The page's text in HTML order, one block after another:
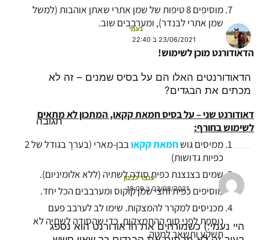
מוסיפים 8 טיפות של שמן אתרי שאתן אוהבות (למשל
שמן אתרי לבנדר), ומערבבים שוב.
הדאודורנט מוכן לשימוש!
דאודורנט שני – על בסיס חמאת קקאו, המתכון לא מתאים
לשימוש בחורף:
ממיסים גושחמאת קקאו
בבן-מארי (בערך בגודל של 2
כפיות גדושות)
שמים בצנצנת כפית סודה לשתיה (ללא אלומיניום).
מוסיפים כפית וחצי שמן קוקוס ומערבבים הכל יחד.
מכניסים למקרר להמצקות. שימו לב לערבב פעם
נוספת לפני סוף ההתמצקות, כדי שהסודה לשתיה לא
תשקע ותשאר למטה.
נעמי
23/06/2021 ב 22:40
הדאודורנטים האלו הם על בסיס שמנים – זה לא
מכתים את הבגדים?
תגובה
ענבר לבנון
03/08/2021 ב 18:09
היי נעמי:) כשמורחים את הדאודורנט הוא נספג